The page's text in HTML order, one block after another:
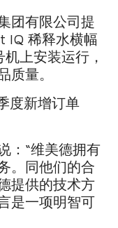
团有限公司提
IQ 稀释水横幅
上安装运行，
质量。
度新增订单
：“维美德拥有
。同他们的合
提供的技术方
是一项明智可